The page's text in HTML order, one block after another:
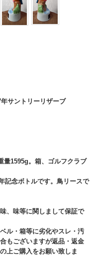
サントリーリザーブ
量1595g。箱、ゴルフクラブ
記念ボトルです。鳥リースで
、味等に関しまして保証で
ル・箱等に劣化やスレ・汚
もございますが返品・返金
上ご購入をお願い致しま